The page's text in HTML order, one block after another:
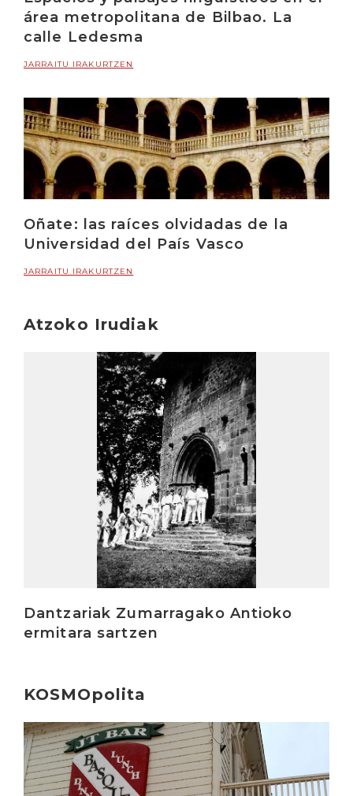
área metropolitana de Bilbao. La
calle Ledesma
JARRAITU IRAKURTZEN
Oñate: las raíces olvidadas de la
Universidad del País Vasco
JARRAITU IRAKURTZEN
Atzoko Irudiak
Dantzariak Zumarragako Antioko
ermitara sartzen
KOSMOpolita
Irakurri